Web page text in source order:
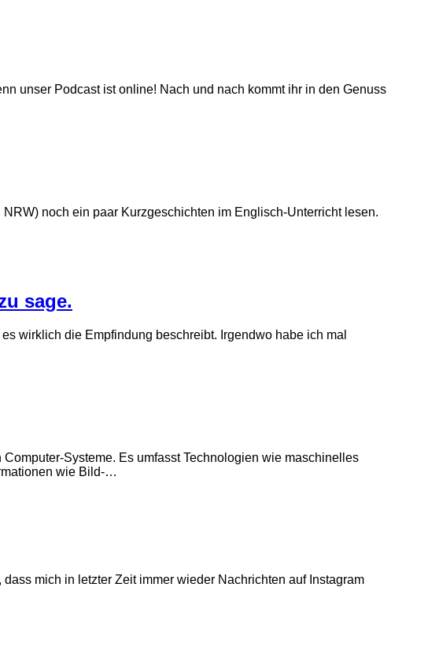
unser Podcast ist online! Nach und nach kommt ihr in den Genuss
noch ein paar Kurzgeschichten im Englisch-Unterricht lesen.
sage.
wirklich die Empfindung beschreibt. Irgendwo habe ich mal
Systeme. Es umfasst Technologien wie maschinelles
wie Bild-…
mich in letzter Zeit immer wieder Nachrichten auf Instagram